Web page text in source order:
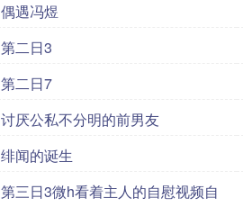
偶遇冯煜
第二日3
第二日7
讨厌公私不分明的前男友
绯闻的诞生
第三日3微h看着主人的自慰视频自